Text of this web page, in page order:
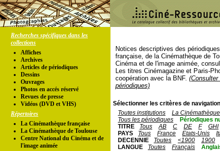
Recherches spécifiques dans les
collections
Affiches
Archives
Articles de périodiques
Dessins
Ouvrages
Photos en accés réservé
Revues de presse
Vidéos (DVD et VHS)
Répertoires
La Cinémathèque française
La Cinémathèque de Toulouse
Centre National du Cinéma et de
l'image animée
Notices descriptives des
française, de la Cinémathèque de
Cinéma et de l'image animée,
Les titres Cinémagazine et Paris-
coopération avec la BNF.
périodiques)
Sélectionner les critères de
Toutes institutions
La
Tous les périodiques
Périodiques
TITRE
Tous AB C DE F
GHI
PAYS
Tous France Etats-Unis
DECENNIE
Toutes <1900
1900
LANGUE
Toutes Français